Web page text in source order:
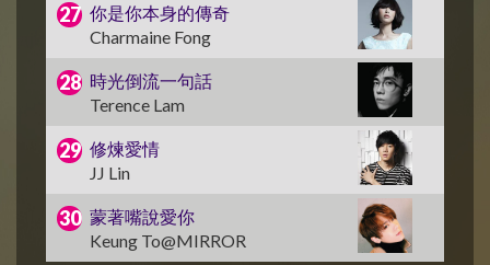
你是你本身的傳奇
Charmaine Fong
時光倒流一句話
Terence Lam
修煉愛情
JJ Lin
蒙著嘴說愛你
Keung To@MIRROR